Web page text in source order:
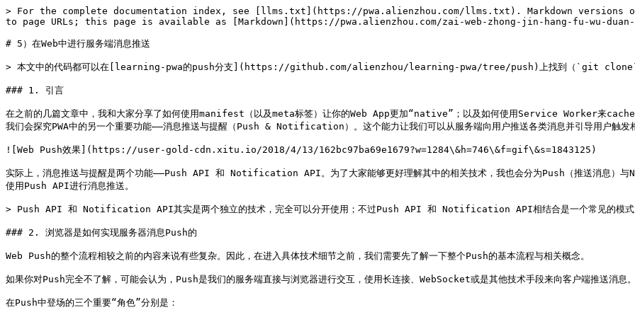
> For the complete documentation index, see [llms.txt](https://pwa.alienzhou.com/llms.txt). Markdown versions of documentation pages are available by appending `.md` to page URLs; this page is available as [Markdown](https://pwa.alienzhou.com/zai-web-zhong-jin-hang-fu-wu-duan-xiao-xi-tui-song.md).

# 5）在Web中进行服务端消息推送

> 本文中的代码都可以在[learning-pwa的push分支](https://github.com/alienzhou/learning-pwa/tree/push)上找到（`git clone`后注意切换到push分支）。

### 1. 引言

在之前的几篇文章中，我和大家分享了如何使用manifest（以及meta标签）让你的Web App更加“native”；以及如何使用Service Worker来cache资源，加速Web App的访问速度，提供部分离线功能。在接下来的内容里，我们会探究PWA中的另一个重要功能——消息推送与提醒（Push & Notification）。这个能力让我们可以从服务端向用户推送各类消息并引导用户触发相应交互。

![Web Push效果](https://user-gold-cdn.xitu.io/2018/4/13/162bc97ba69e1679?w=1284\&h=746\&f=gif\&s=1843125)

实际上，消息推送与提醒是两个功能——Push API 和 Notification API。为了大家能够更好理解其中的相关技术，我也会分为Push（推送消息）与Notification（展示提醒）两部分来介绍。在这一篇里，我们先来学习如何使用Push API进行消息推送。

> Push API 和 Notification API其实是两个独立的技术，完全可以分开使用；不过Push API 和 Notification API相结合是一个常见的模式。

### 2. 浏览器是如何实现服务器消息Push的

Web Push的整个流程相较之前的内容来说有些复杂。因此，在进入具体技术细节之前，我们需要先了解一下整个Push的基本流程与相关概念。

如果你对Push完全不了解，可能会认为，Push是我们的服务端直接与浏览器进行交互，使用长连接、WebSocket或是其他技术手段来向客户端推送消息。然而，这里的Web Push并非如此，它其实是一个三方交互的过程。

在Push中登场的三个重要“角色”分别是：

* 浏览器：就是我们的客户端
* Push Service：专门的Push服务，你可以认为是一个第三方服务，目前chrome与firefox都有自己的Push Service Service。理论上只要浏览器支持，可以使用任意的Push Service
* 后端服务：这里就是指我们自己的后端服务

下面就介绍一下这三者在Web Push中是如何交互。

#### 2.1. 消息推送流程

下图来自[Web Push协议草案](https://tools.ietf.org/html/draft-ietf-webpush-protocol-12)，是Web Push的整个流程：

```
    +-------+           +--------------+       +-------------+
    |  UA   |           | Push Service |       | Application |
    +-------+           +--------------+       |   Server    |
        |                      |               +-------------+
        |      Subscribe       |                      |
        |--------------------->|                      |
        |       Monitor        |                      |
        |<====================>|                      |
        |                      |                      |
        |          Distribute Push Resource           |
        |-------------------------------------------->|
        |                      |                      |
        :                      :                      :
        |                      |     Push Message     |
        |    Push Message      |<---------------------|
        |<---------------------|                      |
        |                      |                      |
```

该时序图表明了Web Push的各个步骤，我们可以将其分为订阅（subscribe）与推送（push）两部分来看。

* **subscribe**，首先是订阅：
  1. Ask Permission：这一步不再上图的流程中，这其实是浏览器中的策略。浏览器会询问用户是否允许通知，只有在用户允许后，才能进行后面的操作。
  2. Subscribe：浏览器（客户端）需要向Push Service发起订阅（subscribe），订阅后会得到一个[`PushSubscription`](https://developer.mozilla.org/en-US/docs/Web/API/PushSubscription)对象
  3. Monitor：订阅操作会和Push Service进行通信，生成相应的订阅信息，Push Service会维护相应信息，并基于此保持与客户端的联系；
  4. Distribute Push Resource：浏览器订阅完成后，会获取订阅的相关信息（存在于`PushSubscription`对象中），我们需要将这些信息发送到自己的服务端，在服务端进行保存。

![](https://user-gold-cdn.xitu.io/2018/4/12/162ba587f2a42eca?w=832\&h=207\&f=png\&s=28689)

* **Push Message**，然后是推送：
  1. Push Message阶段一：我们的服务端需要推送消息时，不直接和客户端交互，而是通过Web Push协议，将相关信息通知Push Service；
  2. Push Message阶段二：Push Service收到消息，通过校验后，基于其维护的客户端信息，将消息推送给订阅了的客户端；
  3. 最后，客户端收到消息，完成整个推送过程。

![](https://user-gold-cdn.xitu.io/2018/4/12/162ba59261481104?w=817\&h=218\&f=png\&s=31789)

#### 2.2. 什么是Push Service

在上面的Push流程中，出现了一个比较少接触到的角色：Push Service。那么什么是Push Service呢？

> A push service receives a network request, validates it and delivers a push message to the appropriate browser.

Push Service可以接收网络请求，校验该请求并将其推送给合适的浏览器客户端。Push Service还有一个非常重要的功能：当用户离线时，可以帮我们保存消息队列，直到用户联网后再发送给他们。

目前，不同的浏览器厂商使用了不同的Push Service。例如，chrome使用了google自家的FCM（前身为GCM），firefox也是使用自家的服务。那么我们是否需要写不同的代码来兼容不同的浏览器所使用的服务呢？答案是并不用。Push Service遵循[Web Push Protocol](https://tools.ietf.org/html/draft-ietf-webpush-protocol-12)，其规定了请求及其处理的各种细节，这就保证了，不同的Push Service也会具有标准的调用方式。

这里再提一点：我们在上一节中说了Push的标准流程，其中第一步就是浏览器发起订阅，生成一个`PushSubscription`对。Push Service会为每个发起订阅的浏览器生成一个唯一的URL，这样，我们在服务端推送消息时，向这个URL进行推送后，Push Service就会知道要通知哪个浏览器。而这个URL信息也在`PushSubscription`对象里，叫做`endpoint`。

![](https://user-gold-cdn.xitu.io/2018/4/14/162bfd2d499ba656?w=1408\&h=300\&f=png\&s=86505)

那么，如果我们知道了`endpoint`的值，是否就代表我们可以向客户端推送消息了呢？并非如此。下面会简单介绍一下Web Push中的安全策略。

#### 2.3. 如何保证Push的安全性

在Web Push中，为了保证客户端只会收到其订阅的服务端推送的消息（其他的服务端即使在拿到`endpoint`也无法推送消息），需要对推送信息进行数字签名。该过程大致如下：

在Web Push中会有一对公钥与私钥。客户端持有公钥，而服务端持有私钥。客户端在订阅时，会将公钥发送给Push Service，而Push Service会将该公钥与相应的`endpoint`维护起来。而当服务端要推送消息时，会使用私钥对发送的数据进行数字签名，并根据数字签名生成一个叫】`Authorization`请求头。Push Service收到请求后，根据`endpoint`取到公钥，对数字签名解密验证，如果信息相符则表明该请求是通过对应的私钥加密而成，也表明该请求来自浏览器所订阅的服务端。反之亦然。

![](https://user-gold-cdn.xitu.io/2018/4/12/162ba68f0d4a5861?w=998\&h=441\&f=png\&s=83966)

而公钥与私钥如何生成，会在第三部分的实例中讲解。

### 3. 如何使用Push API来推送向用户推送信息

到这里，我们已经基本了解了Web Push的流程。光说不练假把式，下面我就通过具体代码来说明如何使用Web Push。

这部分会基于[sw-cache](https://github.com/alienzhou/learning-pwa/tree/sw-cache)分支上的代码，继续增强我们的“图书搜索”WebApp。

为了使文章与代码更清晰，将Web Push分为这几个部分： 1. 浏览器发起订阅，并将订阅信息发送至后端； 2. 将订阅信息保存在服务端，以便今后推送使用； 3. 服务端推送消息，向Push Service发起请求； 4. 浏览器接收Push信息并处理。

> 友情提醒：由于Chrome所依赖的Push Service——FCM在国内不可访问，所以要正常运行demo中的代码需要“梯子”，或者可以选择Firefox来进行测试。

#### 3.1. 浏览器（客户端）生成subscription信息

首先，我们需要使用`PushManager`的`subscribe`方法来在浏览器中进行订阅。

在[《让你的WebApp离线可用》](https://juejin.im/post/5aca14b6f265da237c692e6f)中我们已经知道了如何注册Service Worker。当我们注册完Service Worker后会得到一个`Registration`对象，通过调用`Registration`对象的`registration.pushManager.subscribe()`方法可以发起订阅。

为了使代码更清晰，本篇demo在之前的基础上，先抽离出Service Worker的注册方法：

```javascript
// index.js
function registerServiceWorker(file) {
    return navigator.serviceWorker.register(file);
}
```

然后定义了`subscribeUserToPush()`方法来发起订阅：

```javascript
// index.js
function subscribeUserToPush(registration, publicKey) {
    var subscribeOptions = {
        userVisibleOnly: true,
        applicationServerKey: window.urlBase64ToUint8Array(publicKey)
    }; 
    return registration.pushManager.subscribe(subscribeOptions).then(function (pushSubscription) {
        console.log('Received PushSubscription: ', JSON.stringify(pushSubscription));
        return pushSubscription;
    });
}
```

这里使用了`registration.pushManager.subscribe()`方法中的两个配置参数：`userVisibleOnly`和`applicationServerKey`。

* `userVisibleOnly`表明该推送是否需要显性地展示给用户，即推送时是否会有消息提醒。如果没有消息提醒就表明是进行“静默”推送。在Chrome中，必须要将其设置为`true`，否则浏览器就会在控制台报错：

![userVisibleOnly不为true时的报错信息](https://user-gold-cdn.xitu.io/2018/4/13/162ba99a6b69af03?w=1458\&h=120\&f=png\&s=58047)

* `applicationServerKey`是一个客户端的公钥，